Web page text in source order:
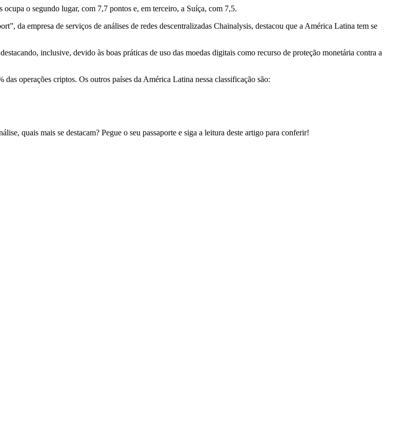
o segundo lugar, com 7,7 pontos e, em terceiro, a Suíça, com 7,5.
da empresa de serviços de análises de redes descentralizadas Chainalysis, destacou que a América Latina tem se
inclusive, devido às boas práticas de uso das moedas digitais como recurso de proteção monetária contra a
das operações criptos. Os outros países da América Latina nessa classificação são:
quais mais se destacam? Pegue o seu passaporte e siga a leitura deste artigo para conferir!